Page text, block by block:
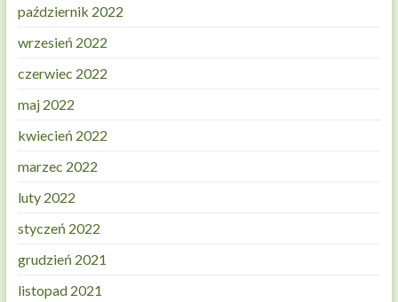
październik 2022
wrzesień 2022
czerwiec 2022
maj 2022
kwiecień 2022
marzec 2022
luty 2022
styczeń 2022
grudzień 2021
listopad 2021